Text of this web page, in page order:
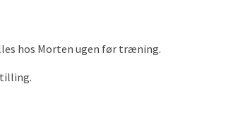
hos Morten ugen før træning.